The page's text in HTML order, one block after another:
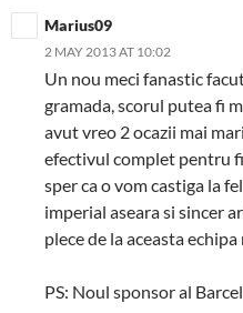
Marius09
2 MAY 2013 AT 10:02
Un nou meci fanastic
gramada, scorul putea fi
avut vreo 2 ocazii mai
efectivul complet pentru
sper ca o vom castiga la
imperial aseara si sincer
plece de la aceasta
PS: Noul sponsor al